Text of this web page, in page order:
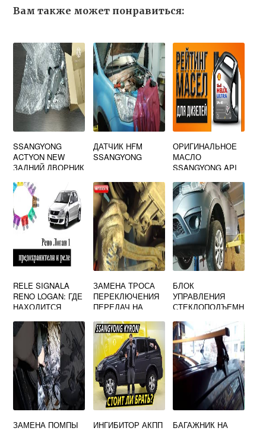
Вам также может понравиться:
SSANGYONG
ACTYON NEW
ЗАДНИЙ ДВОРНИК
ДАТЧИК HFM
SSANGYONG
ОРИГИНАЛЬНОЕ
МАСЛО
SSANGYONG API
RELE SIGNALA
RENO LOGAN: ГДЕ
НАХОДИТСЯ
ЗАМЕНА ТРОСА
ПЕРЕКЛЮЧЕНИЯ
ПЕРЕДАЧ НА
БЛОК
УПРАВЛЕНИЯ
СТЕКЛОПОДЪЕМН
SSANGYONG
ACTYON NEW
ЗАМЕНА ПОМПЫ
ИНГИБИТОР АКПП
БАГАЖНИК НА